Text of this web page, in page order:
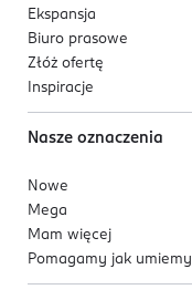
Ekspansja
Biuro prasowe
Złóż ofertę
Inspiracje
Nasze oznaczenia
Nowe
Mega
Mam więcej
Pomagamy jak umiemy